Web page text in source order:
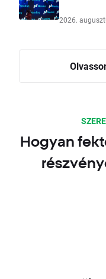
2026.
Hogyan